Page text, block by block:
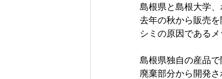
島根県と島根大学
去年の秋から販売
シミの原因である
島根県独自の産品
廃棄部分から開発